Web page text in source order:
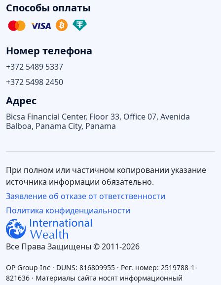
Способы оплаты
Номер телефона
+372 5489 5337
+372 5498 2450
Адрес
Bicsa Financial Center, Floor 33, Office 07, Avenida
Balboa, Panama City, Panama
Все Права Защищены © 2011-2026
Политика конфиденциальности
При полном или частичном копировании указание
источника информации обязательно.
Заявление об отказе от ответственности
OP Group Inc · DUNS: 816809955 · Рег. номер: 2519788-1-
821636 · Материалы сайта носят информационный